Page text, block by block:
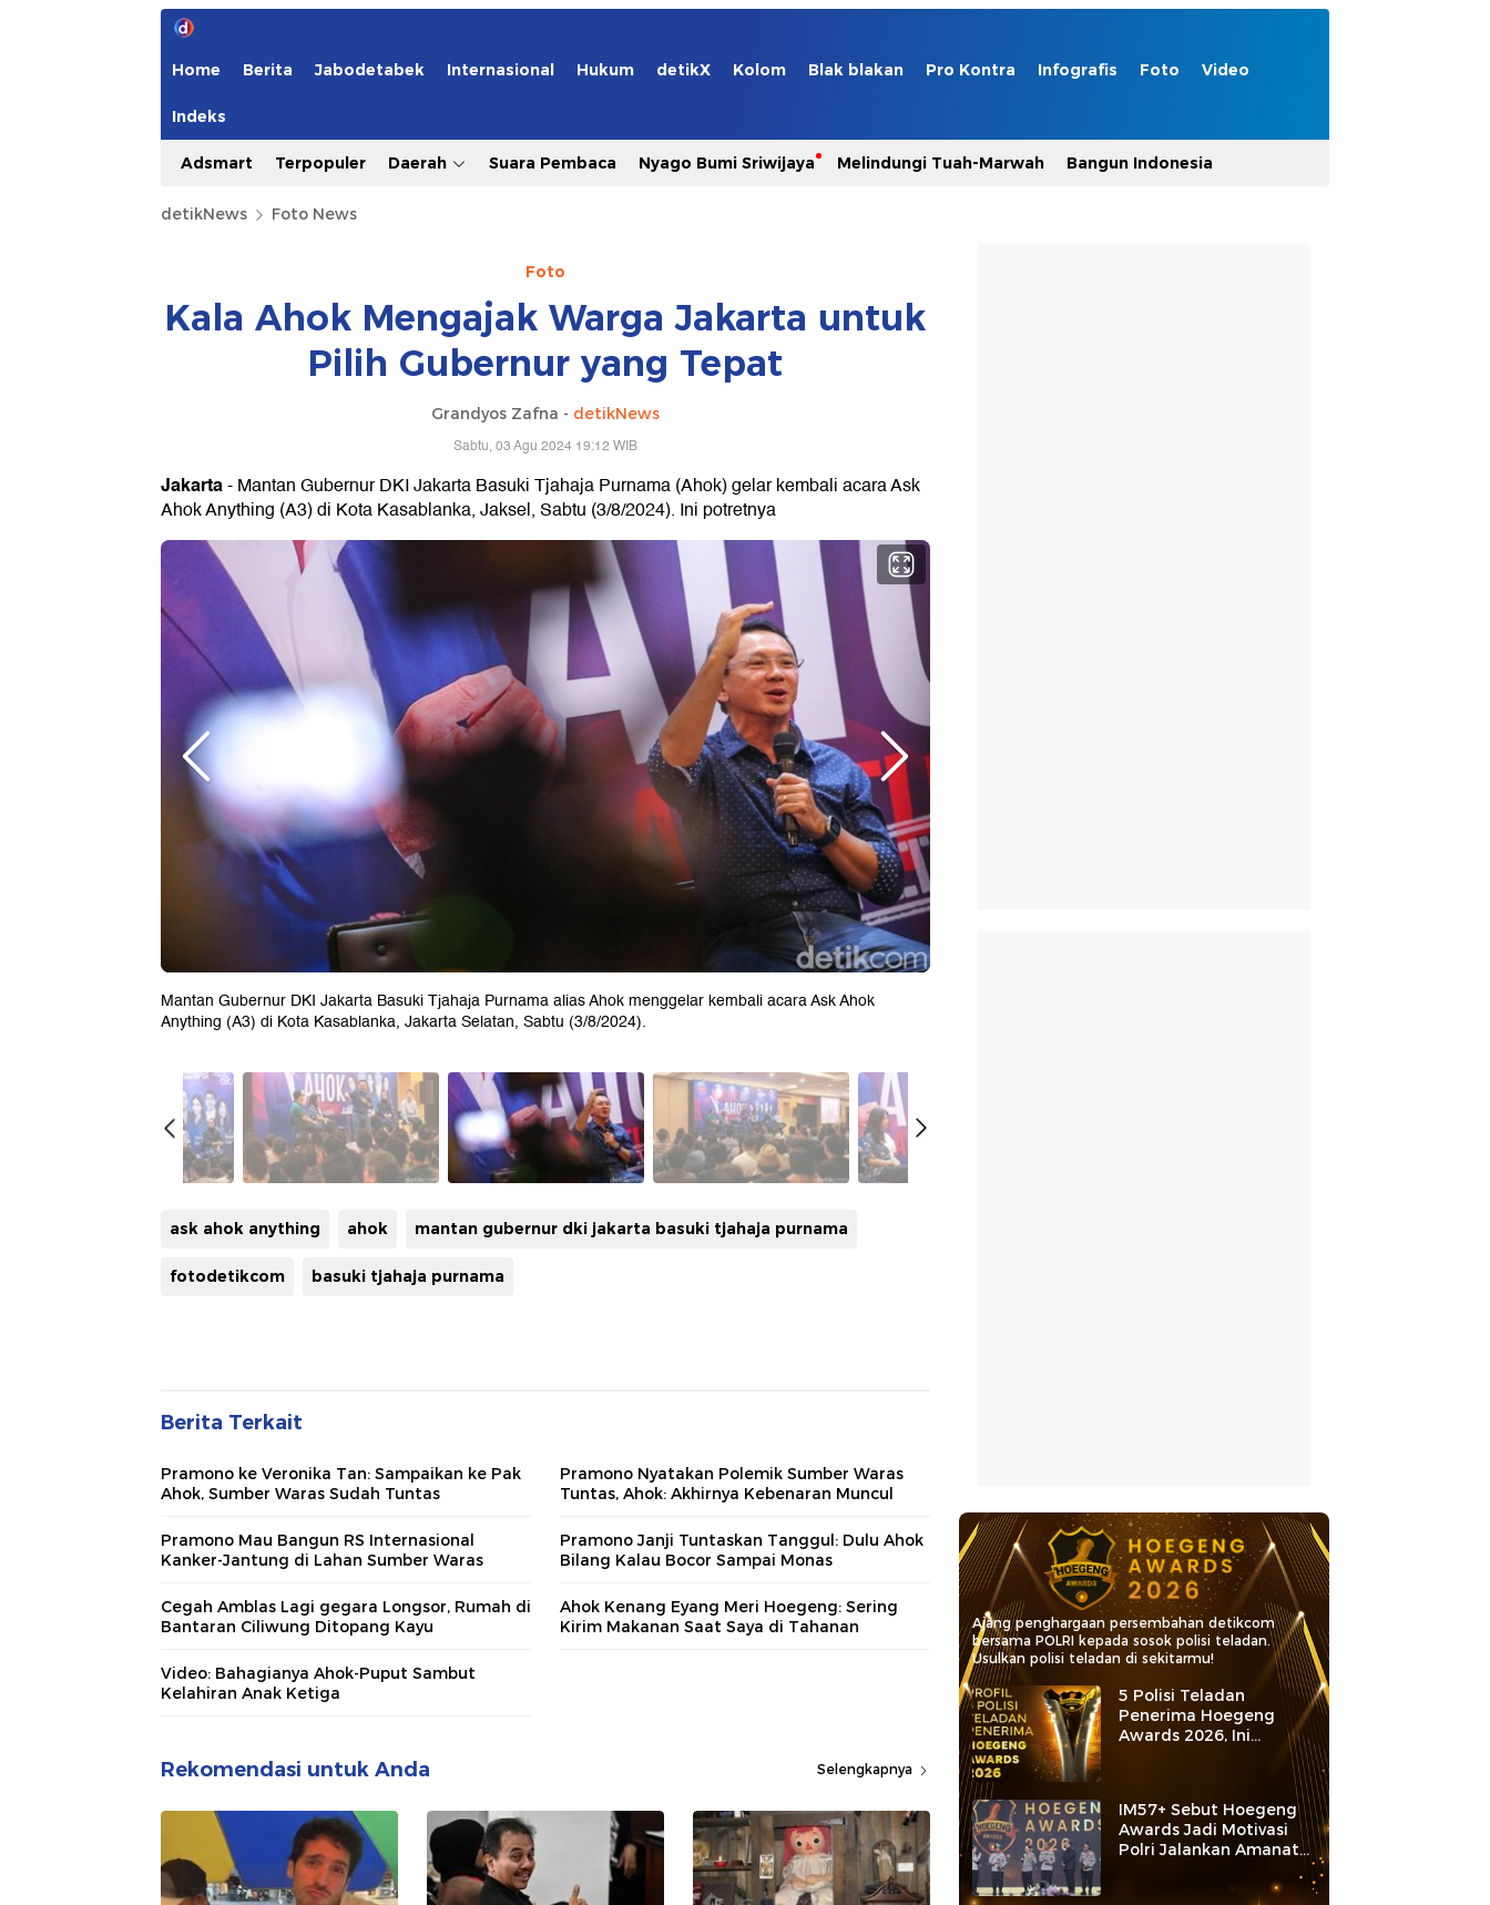
Home Berita Jabodetabek Internasional Hukum detikX Kolom Blak blakan Pro Kontra Infografis Foto Video
Indeks
Adsmart Terpopuler Daerah Suara Pembaca Nyago Bumi Sriwijaya Melindungi Tuah-Marwah Bangun Indonesia
detikNews Foto News
Foto
Kala Ahok Mengajak Warga Jakarta untuk
Pilih Gubernur yang Tepat
Grandyos Zafna - detikNews
Sabtu, 03 Agu 2024 19:12 WIB
Jakarta- Mantan Gubernur DKI Jakarta Basuki Tjahaja Purnama (Ahok) gelar kembali acara Ask
Ahok Anything (A3) di Kota Kasablanka, Jaksel, Sabtu (3/8/2024). Ini potretnya
Mantan Gubernur DKI Jakarta Basuki Tjahaja Purnama alias Ahok menggelar kembali acara Ask Ahok
Anything (A3) di Kota Kasablanka, Jakarta Selatan, Sabtu (3/8/2024).
ask ahok anything ahok mantan gubernur dki jakarta basuki tjahaja purnama
fotodetikcom basuki tjahaja purnama
Berita Terkait
Pramono ke Veronika Tan: Sampaikan ke Pak
Ahok, Sumber Waras Sudah Tuntas
Pramono Nyatakan Polemik Sumber Waras
Tuntas, Ahok: Akhirnya Kebenaran Muncul
Pramono Mau Bangun RS Internasional
Kanker-Jantung di Lahan Sumber Waras
Pramono Janji Tuntaskan Tanggul: Dulu Ahok
Bilang Kalau Bocor Sampai Monas
Cegah Amblas Lagi gegara Longsor, Rumah di
Bantaran Ciliwung Ditopang Kayu
Ahok Kenang Eyang Meri Hoegeng: Sering
Kirim Makanan Saat Saya di Tahanan
Video: Bahagianya Ahok-Puput Sambut
Kelahiran Anak Ketiga
Rekomendasi untuk Anda Selengkapnya
Ajang penghargaan persembahan detikcom
bersama POLRI kepada sosok polisi teladan.
Usulkan polisi teladan di sekitarmu!
5 Polisi Teladan
Penerima Hoegeng
Awards 2026, Ini
Kategori dan Kiprahnya
IM57+ Sebut Hoegeng
Awards Jadi Motivasi
Polri Jalankan Amanat